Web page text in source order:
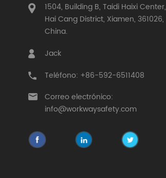
1504, Building B, Taidi Haixi Center,
Hai Cang District, Xiamen, 361026,
China.
Jack
Teléfono: +86-592-6511408
Correo electrónico:
info@workwaysafety.com